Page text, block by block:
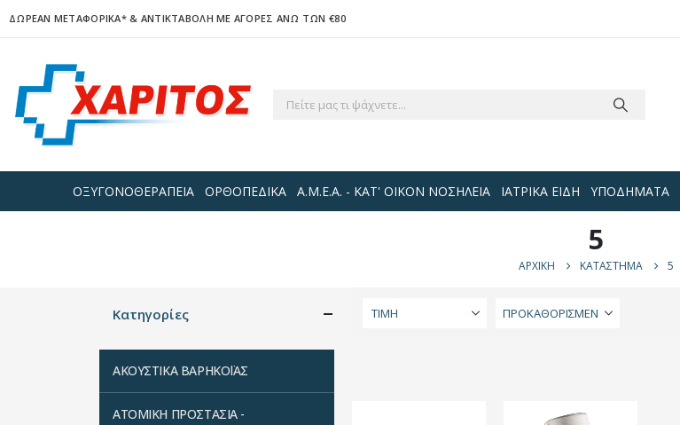
ΔΩΡΕΑΝ ΜΕΤΑΦΟΡΙΚΑ*& ΑΝΤΙΚΤΑΒΟΛΗ ΜΕ ΑΓΟΡΕΣ ΑΝΩ ΤΩΝ €80
ΟΞΥΓΟΝΟΘΕΡΑΠΕΙΑ ΟΡΘΟΠΕΔΙΚΑ Α.Μ.Ε.Α. - ΚΑΤ' ΟΙΚΟΝ ΝΟΣΗΛΕΙΑ ΙΑΤΡΙΚΑ ΕΙΔΗ ΥΠΟΔΗΜΑΤΑ
5
ΑΡΧΙΚΉ ΚΑΤΆΣΤΗΜΑ 5
ΤΙΜΉ
Κατηγορίες
ΑΚΟΥΣΤΙΚΑ ΒΑΡΗΚΟΪΑΣ
ΑΤΟΜΙΚΗ ΠΡΟΣΤΑΣΙΑ -